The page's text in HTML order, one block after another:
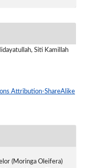
Siti Kamillah
Attribution-ShareAlike
(Moringa Oleifera)